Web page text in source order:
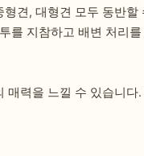
견, 대형견 모두 동반할
를 지참하고 배변 처리
력을 느낄 수 있습니다